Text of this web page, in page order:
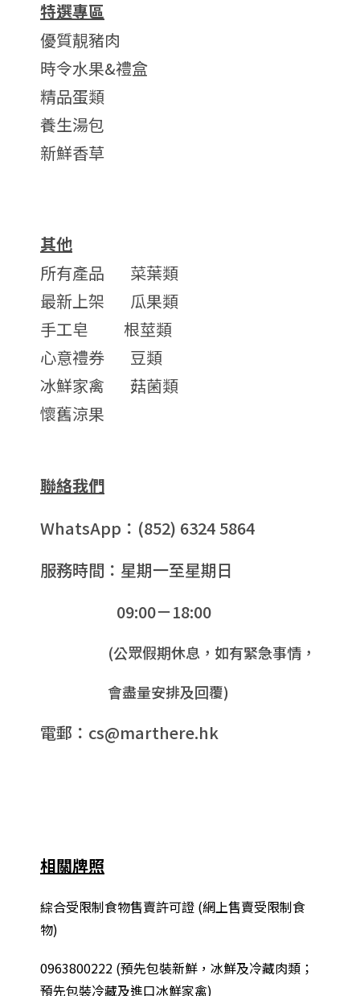
特選專區
優質靚豬肉
時令水果&禮盒
精品蛋類
養生湯包
新鮮香草
其他
所有產品
菜葉類
最新上架
瓜果類
手工皂
根莖類
心意禮券
豆類
冰鮮家禽
菇菌類
懷舊涼果
聯絡我們
WhatsApp：(852) 6324 5864
服務時間：星期一至星期日
09:00－18:00
(公眾假期休息，如有緊急事情，
會盡量安排及回覆)
電郵：cs@marthere.hk
相關牌照
綜合受限制食物售賣許可證 (網上售賣受限制食
物)
0963800222 (預先包裝新鮮，冰鮮及冷藏肉類；
預先包裝冷藏及進口冰鮮家禽)